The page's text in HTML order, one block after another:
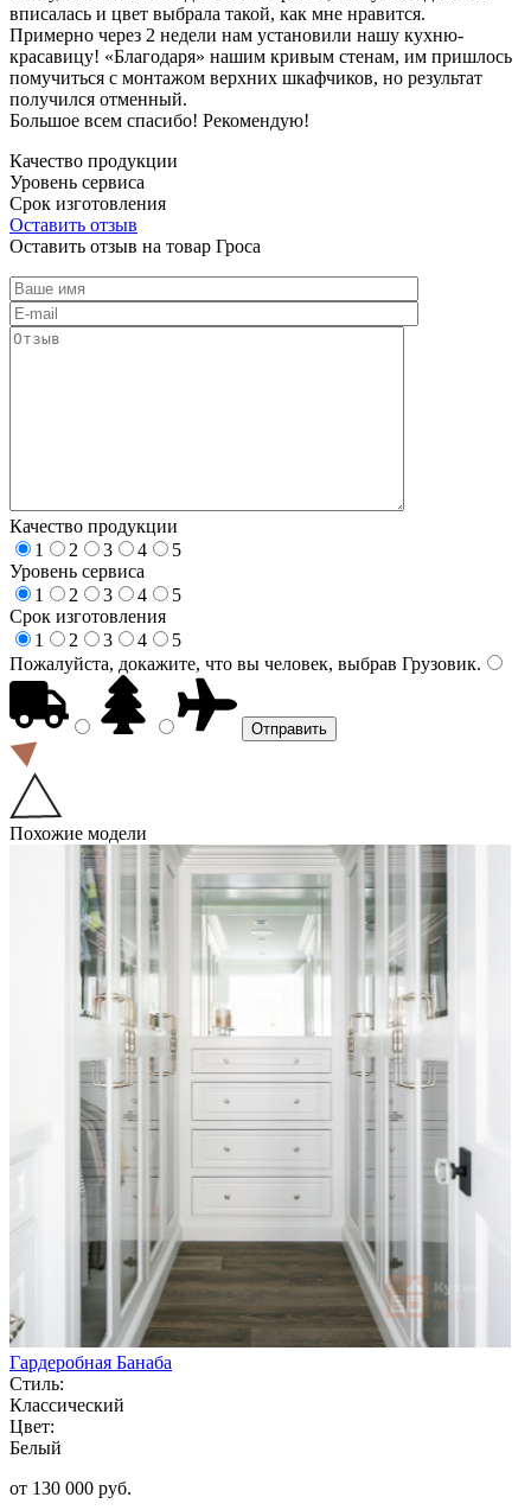
вписалась и цвет выбрала такой, как мне нравится.
Примерно через 2 недели нам установили нашу кухню-
красавицу! «Благодаря» нашим кривым стенам, им пришлось
помучиться с монтажом верхних шкафчиков, но результат
получился отменный.
Большое всем спасибо! Рекомендую!
Качество продукции
Уровень сервиса
Срок изготовления
Оставить отзыв
Оставить отзыв на товар Гроса
Качество продукции
1
2 3 4
5
Уровень сервиса
1
2 3 4
5
Срок изготовления
1
2 3 4
5
Пожалуйста, докажите, что вы человек, выбрав Грузовик.
Похожие модели
Гардеробная Банаба
Стиль:
Классический
Цвет:
Белый
от 130 000 руб.